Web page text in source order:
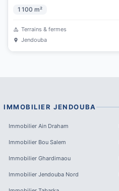
1 100 m²
Terrains & fermes
Jendouba
IMMOBILIER JENDOUBA
Immobilier Ain Draham
Immobilier Bou Salem
Immobilier Ghardimaou
Immobilier Jendouba Nord